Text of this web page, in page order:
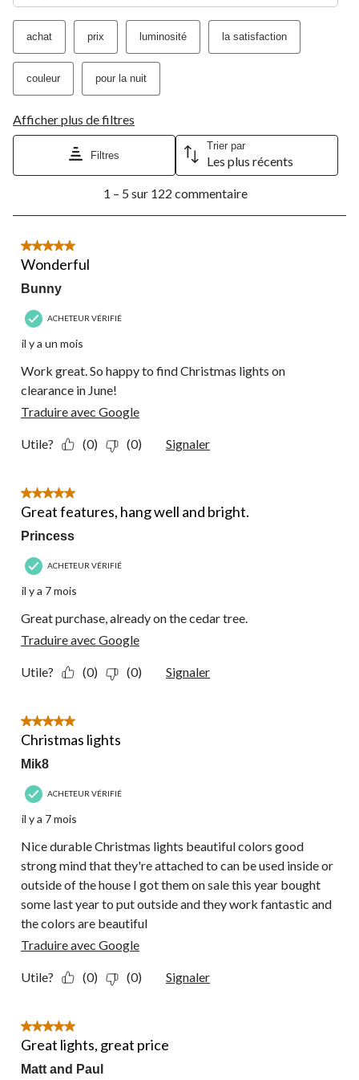
achat prix luminosité la satisfaction
couleur pour la nuit
Afficher plus de filtres
Filtres
Trier par
Les plus récents
5
122
commentaire.
1 – 5 sur 122 commentaire
5 étoile(s) sur 5.
Wonderful
Bunny
ACHETEUR VÉRIFIÉ
il y a un mois
Work great. So happy to find Christmas lights on
clearance in June!
Traduire avec Google
Utile? (0) (0) Signaler
5 étoile(s) sur 5.
Great features, hang well and bright.
Princess
ACHETEUR VÉRIFIÉ
il y a 7 mois
Great purchase, already on the cedar tree.
Traduire avec Google
Utile? (0) (0) Signaler
5 étoile(s) sur 5.
Christmas lights
Mik8
ACHETEUR VÉRIFIÉ
il y a 7 mois
Nice durable Christmas lights beautiful colors good
strong mind that they're attached to can be used inside or
outside of the house I got them on sale this year bought
some last year to put outside and they work fantastic and
the colors are beautiful
Traduire avec Google
Utile? (0) (0) Signaler
5 étoile(s) sur 5.
Great lights, great price
Matt and Paul